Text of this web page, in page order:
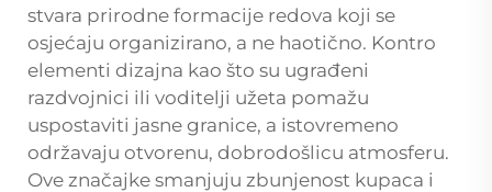
stvara prirodne formacije redova koji se
osjećaju organizirano, a ne haotično. Kontro
elementi dizajna kao što su ugrađeni
razdvojnici ili voditelji užeta pomažu
uspostaviti jasne granice, a istovremeno
održavaju otvorenu, dobrodošlicu atmosferu.
Ove značajke smanjuju zbunjenost kupaca i